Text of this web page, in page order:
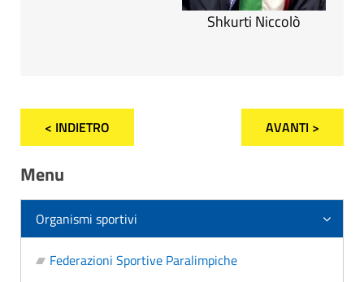
Shkurti Niccolò
< INDIETRO AVANTI >
Menu
Organismi sportivi
Federazioni Sportive Paralimpiche